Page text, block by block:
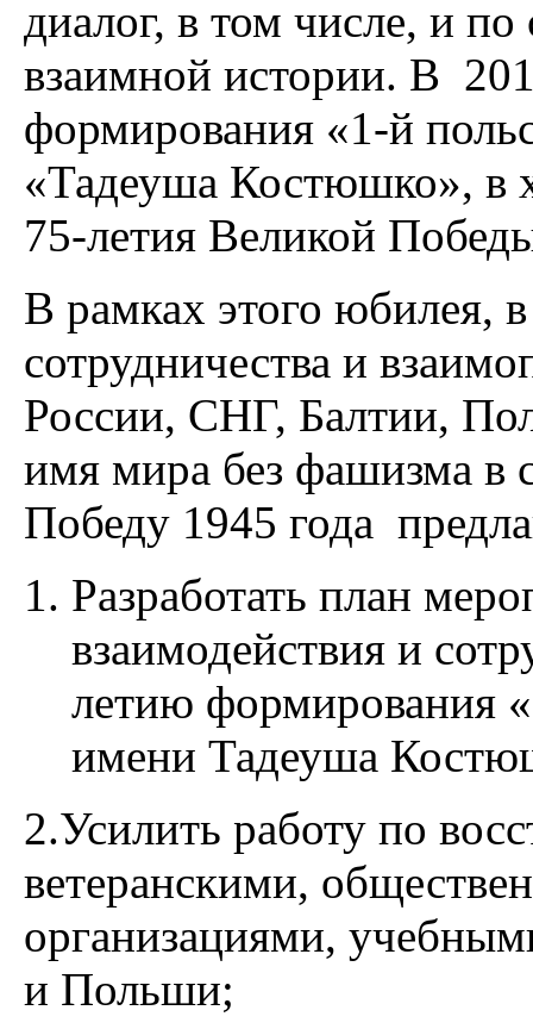
диалог, в том числе, и
взаимной истории. В
формирования «1-й
«Тадеуша Костюшко», в
75-летия Великой
В рамках этого юбилея,
сотрудничества и
России, СНГ, Балтии,
имя мира без фашизма в
Победу 1945 года
Разработать план
взаимодействия и
летию формирования
имени Тадеуша
2.Усилить работу по
ветеранскими,
организациями,
и Польши;